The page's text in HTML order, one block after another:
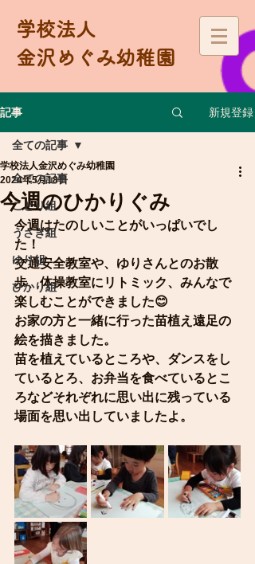
学校法人
金沢めぐみ幼稚園
記事 新規登録
全ての記事
ことり組
うさぎ組
ゆり組
ひかり組
全ての記事
今週のひかりぐみ
学校法人金沢めぐみ幼稚園
2024年5月18日
今週はたのしいことがいっぱいでし
た！
交通安全教室や、ゆりさんとのお散
歩、体操教室にリトミック、みんなで
楽しむことができました😊
お家の方と一緒に行った苗植え遠足の
絵を描きました。
苗を植えているところや、ダンスをし
ているとろ、お弁当を食べているとこ
ろなどそれぞれに思い出に残っている
場面を思い出していましたよ。